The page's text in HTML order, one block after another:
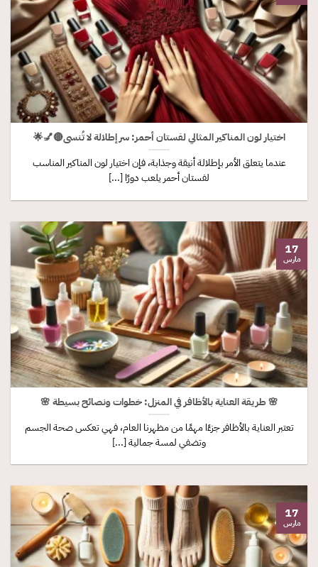
اختيار لون المناكير المثالي لفستان أحمر: سر إطلالة لا تُنسى🔴💅🌟
عندما يتعلق الأمر بإطلالة أنيقة وجذابة، فإن اختيار لون المناكير المناسب
لفستان أحمر يلعب دورًا [...]
🌸 طريقة العناية بالأظافر في المنزل: خطوات ونصائح بسيطة 🌸
تعتبر العناية بالأظافر جزءًا مهمًا من مظهرنا العام، فهي تعكس صحة الجسم
وتضفي لمسة جمالية [...]
17
مارس
17
مارس